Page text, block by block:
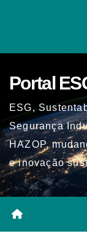
Portal
ESG,
Segurança
HAZOP,
e inovação